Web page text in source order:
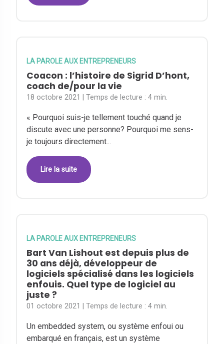
LA PAROLE AUX ENTREPRENEURS
Coacon : l’histoire de Sigrid D’hont,
coach de/pour la vie
18 octobre 2021 | Temps de lecture :4 min.
« Pourquoi suis-je tellement touché quand je
discute avec une personne? Pourquoi me sens-
je toujours directement...
Lire la suite
LA PAROLE AUX ENTREPRENEURS
Bart Van Lishout est depuis plus de
30 ans déjà, développeur de
logiciels spécialisé dans les logiciels
enfouis. Quel type de logiciel au
juste ?
01 octobre 2021 | Temps de lecture :4 min.
Un embedded system, ou système enfoui ou
embarqué en français, est un système